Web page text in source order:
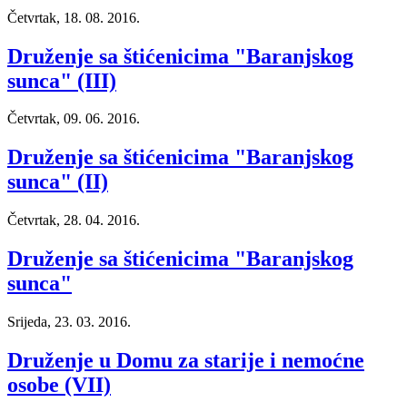
Četvrtak, 18. 08. 2016.
Druženje sa štićenicima "Baranjskog
sunca" (III)
Četvrtak, 09. 06. 2016.
Druženje sa štićenicima "Baranjskog
sunca" (II)
Četvrtak, 28. 04. 2016.
Druženje sa štićenicima "Baranjskog
sunca"
Srijeda, 23. 03. 2016.
Druženje u Domu za starije i nemoćne
osobe (VII)